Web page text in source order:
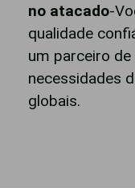
no atacado-
qualidade
um parceiro
necessidades
globais.